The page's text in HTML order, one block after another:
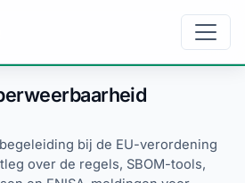
bij de EU-verordening
over de regels, SBOM-tools,